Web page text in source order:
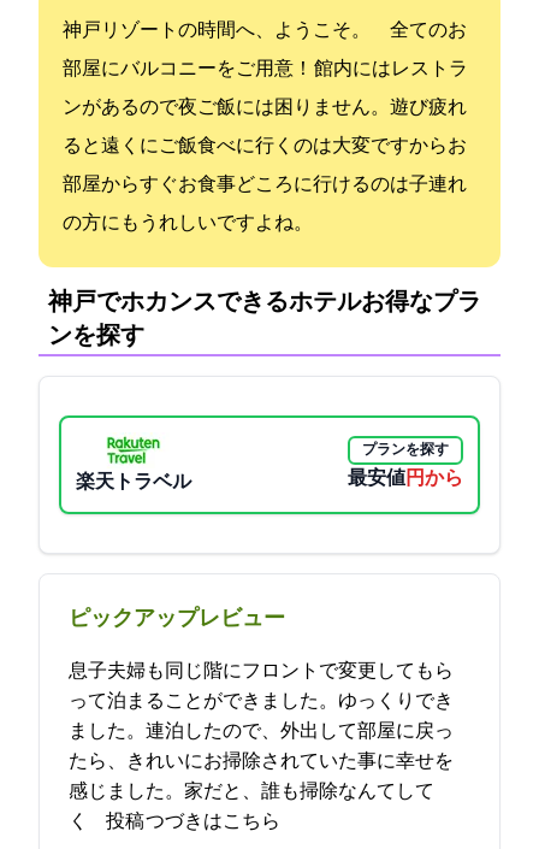
神戸リゾートの時間へ、ようこそ。 全てのお
部屋にバルコニーをご用意！ 館内にはレストラ
ンがあるので夜ご飯には困りません。遊び疲れ
ると遠くにご飯食べに行くのは大変ですからお
部屋からすぐお食事どころに行けるのは子連れ
の方にもうれしいですよね。
神戸でホカンスできるホテル:お得なプラ
ンを探す
楽天トラベル
プランを探す
最安値4687円から
ピックアップレビュー
息子夫婦も同じ階にフロントで変更してもら
って泊まることができました。ゆっくりでき
ました。連泊したので、外出して部屋に戻っ
たら、きれいにお掃除されていた事に幸せを
感じました。家だと、誰も掃除なんてして
く… 2021-12-18 21:33:57投稿つづきはこちら